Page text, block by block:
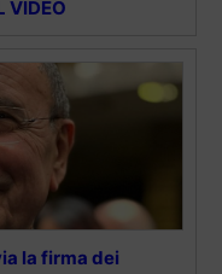
VIDEO
la firma dei